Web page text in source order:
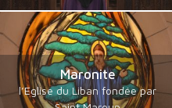
Maronite
l’Eglise du Liban fondée par